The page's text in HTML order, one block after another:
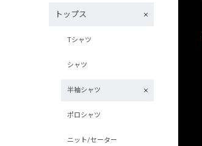
トップス
Tシャツ
シャツ
半袖シャツ
ポロシャツ
ニット/セーター